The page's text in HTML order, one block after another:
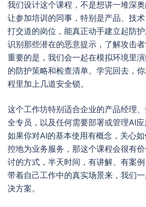
我们设计这个课程，不是想讲一堆深
让参加培训的同事，特别是产品、技
打交道的岗位，能真正动手建立起防
识别那些潜在的恶意提示，了解攻击
重要的是，我们会一起在模拟环境里
的防护策略和检查清单。学完回去，
程里加上几道安全锁。
这个工作坊特别适合企业的产品经理
全专员，以及任何需要部署或管理AI应
如果你对AI的基本使用有概念，关心
控地为业务服务，那这个课程会很有
讨的方式，半天时间，有讲解、有案
带着自己工作中的真实场景来，我们
决方案。